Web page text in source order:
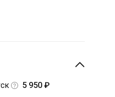
5 950 ₽